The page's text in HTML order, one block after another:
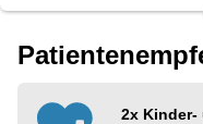
2x